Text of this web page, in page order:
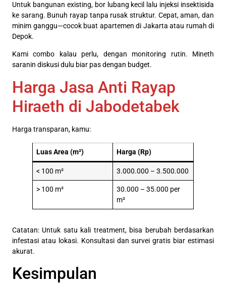
Untuk bangunan existing, bor lubang kecil lalu injeksi insektisida
ke sarang. Bunuh rayap tanpa rusak struktur. Cepat, aman, dan
minim ganggu—cocok buat apartemen di Jakarta atau rumah di
Depok.
Kami combo kalau perlu, dengan monitoring rutin. Mineth
saranin diskusi dulu biar pas dengan budget.
Harga Jasa Anti Rayap
Hiraeth di Jabodetabek
Harga transparan, kamu:
Luas Area (m²) Harga (Rp)
< 100 m² 3.000.000 – 3.500.000
> 100 m²
30.000 – 35.000 per
m²
Catatan: Untuk satu kali treatment, bisa berubah berdasarkan
infestasi atau lokasi. Konsultasi dan survei gratis biar estimasi
akurat.
Kesimpulan